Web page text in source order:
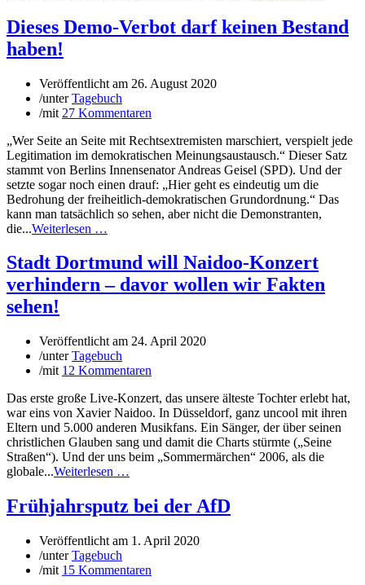
Dieses Demo-Verbot darf keinen Bestand
haben!
Veröffentlicht am 26. August 2020
/unterTagebuch
/mit 27 Kommentaren
„Wer Seite an Seite mit Rechtsextremisten marschiert, verspielt jede
Legitimation im demokratischen Meinungsaustausch.“ Dieser Satz
stammt von Berlins Innensenator Andreas Geisel (SPD). Und der
setzte sogar noch einen drauf: „Hier geht es eindeutig um die
Bedrohung der freiheitlich-demokratischen Grundordnung.“ Das
kann man tatsächlich so sehen, aber nicht die Demonstranten,
die...Weiterlesen …
Stadt Dortmund will Naidoo-Konzert
verhindern – davor wollen wir Fakten
sehen!
Veröffentlicht am 24. April 2020
/unterTagebuch
/mit 12 Kommentaren
Das erste große Live-Konzert, das unsere älteste Tochter erlebt hat,
war eins von Xavier Naidoo. In Düsseldorf, ganz uncool mit ihren
Eltern und 5.000 anderen Musikfans. Ein Sänger, der über seinen
christlichen Glauben sang und damit die Charts stürmte („Seine
Straßen“). Und der uns beim „Sommermärchen“ 2006, als die
globale...Weiterlesen …
Frühjahrsputz bei der AfD
Veröffentlicht am 1. April 2020
/unterTagebuch
/mit 15 Kommentaren